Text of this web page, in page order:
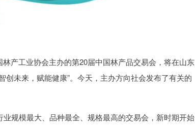
产工业协会主办的第20届中国林产品交易会，将在山东
未来，赋能健康”。今天，主办方向社会发布了有关的
规模最大、品种最全、规格最高的交易会，新时期开始